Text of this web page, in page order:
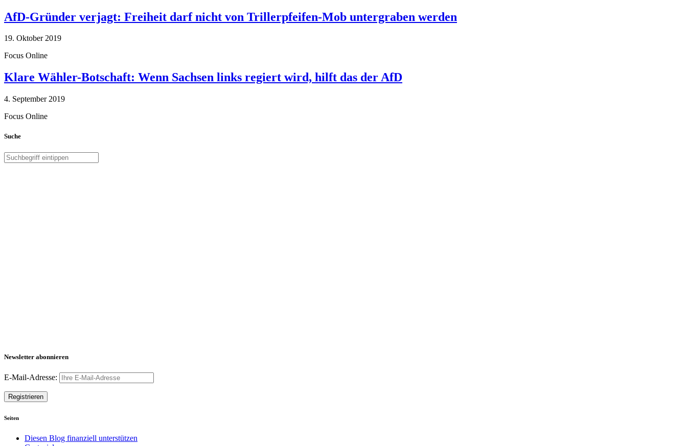
AfD-Gründer verjagt: Freiheit darf nicht von Trillerpfeifen-Mob untergraben werden
19. Oktober 2019
Focus Online
Klare Wähler-Botschaft: Wenn Sachsen links regiert wird, hilft das der AfD
4. September 2019
Focus Online
Suche
Newsletter abonnieren
E-Mail-Adresse:
Seiten
Diesen Blog finanziell unterstützen